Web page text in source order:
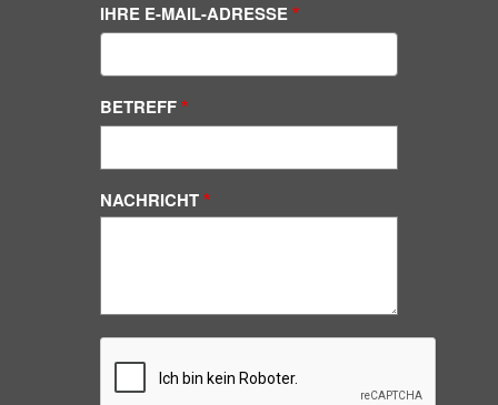
IHRE E-MAIL-ADRESSE
BETREFF
NACHRICHT